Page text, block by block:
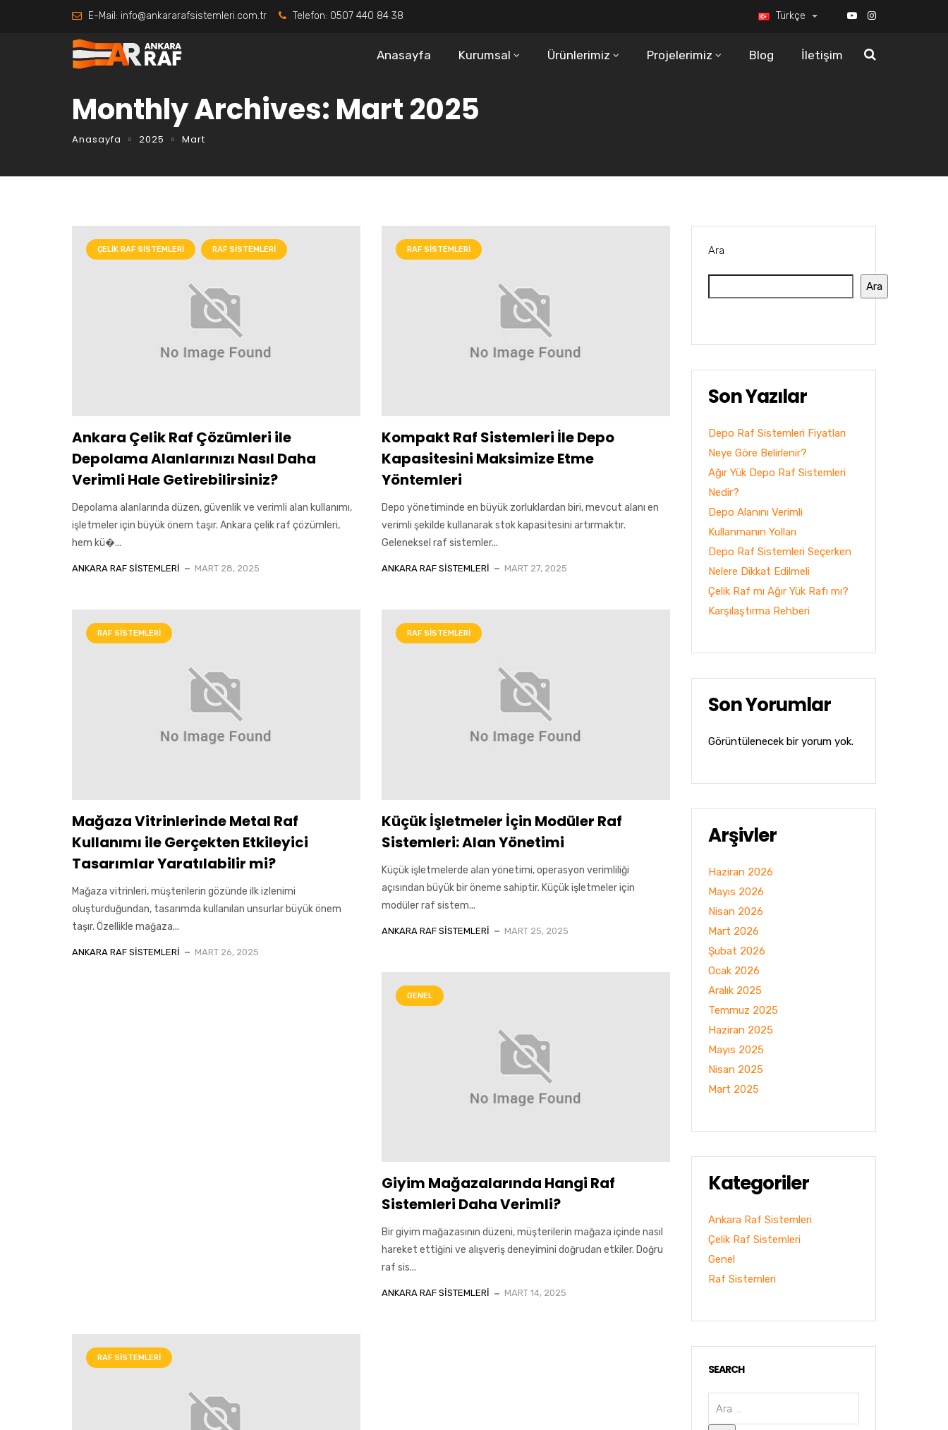
E-Mail: info@ankararafsistemleri.com.tr Telefon: 0507 440 84 38 Türkçe
Anasayfa Kurumsal Ürünlerimiz Projelerimiz Blog İletişim
Monthly Archives: Mart 2025
Anasayfa 2025 Mart
ÇELIK RAF SISTEMLERI RAF SISTEMLERI
Ankara Çelik Raf Çözümleri ile
Depolama Alanlarınızı Nasıl Daha
Verimli Hale Getirebilirsiniz?
Depolama alanlarında düzen, güvenlik ve verimli alan kullanımı,
işletmeler için büyük önem taşır. Ankara çelik raf çözümleri,
hem kü�...
ANKARA RAF SISTEMLERI MART 28, 2025
RAF SISTEMLERI
Kompakt Raf Sistemleri İle Depo
Kapasitesini Maksimize Etme
Yöntemleri
Depo yönetiminde en büyük zorluklardan biri, mevcut alanı en
verimli şekilde kullanarak stok kapasitesini artırmaktır.
Geleneksel raf sistemler...
ANKARA RAF SISTEMLERI MART 27, 2025
RAF SISTEMLERI
Mağaza Vitrinlerinde Metal Raf
Kullanımı ile Gerçekten Etkileyici
Tasarımlar Yaratılabilir mi?
Mağaza vitrinleri, müşterilerin gözünde ilk izlenimi
oluşturduğundan, tasarımda kullanılan unsurlar büyük önem
taşır. Özellikle mağaza...
ANKARA RAF SISTEMLERI MART 26, 2025
RAF SISTEMLERI
Küçük İşletmeler İçin Modüler Raf
Sistemleri: Alan Yönetimi
Küçük işletmelerde alan yönetimi, operasyon verimliliği
açısından büyük bir öneme sahiptir. Küçük işletmeler için
modüler raf sistem...
ANKARA RAF SISTEMLERI MART 25, 2025
GENEL
Giyim Mağazalarında Hangi Raf
Sistemleri Daha Verimli?
Bir giyim mağazasının düzeni, müşterilerin mağaza içinde nasıl
hareket ettiğini ve alışveriş deneyimini doğrudan etkiler. Doğru
raf sis...
ANKARA RAF SISTEMLERI MART 14, 2025
RAF SISTEMLERI
Ara
Ara
Son Yazılar
Depo Raf Sistemleri Fiyatları
Neye Göre Belirlenir?
Ağır Yük Depo Raf Sistemleri
Nedir?
Depo Alanını Verimli
Kullanmanın Yolları
Depo Raf Sistemleri Seçerken
Nelere Dikkat Edilmeli
Çelik Raf mı Ağır Yük Rafı mı?
Karşılaştırma Rehberi
Son Yorumlar
Görüntülenecek bir yorum yok.
Arşivler
Haziran 2026
Mayıs 2026
Nisan 2026
Mart 2026
Şubat 2026
Ocak 2026
Aralık 2025
Temmuz 2025
Haziran 2025
Mayıs 2025
Nisan 2025
Mart 2025
Kategoriler
Ankara Raf Sistemleri
Çelik Raf Sistemleri
Genel
Raf Sistemleri
SEARCH